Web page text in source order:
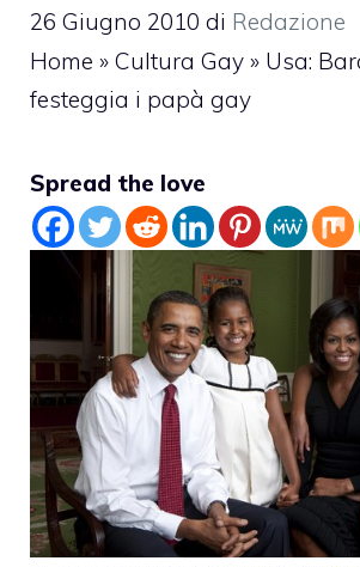
26 Giugno 2010 di Redazione
Home » Cultura Gay » Usa:
festeggia i papà gay
Spread the love